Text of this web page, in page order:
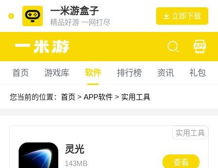
一米游盒子
精品好游 一网打尽
立即下载
首页 游戏库 软件 排行榜 资讯 礼包
您当前的位置： 首页 > APP软件> 实用工具
灵光
143MB
查看
实用工具